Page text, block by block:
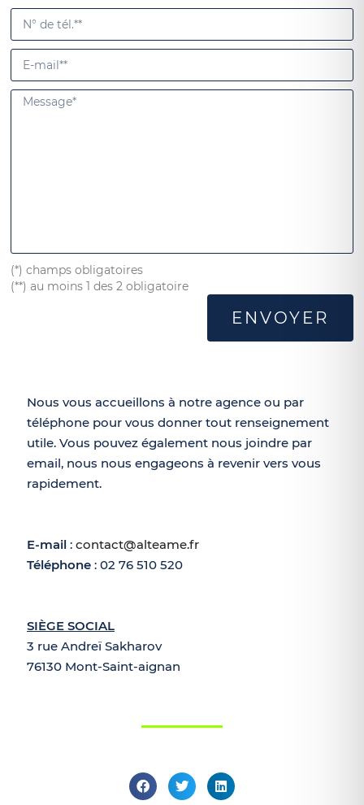
(*) champs obligatoires
(**) au moins 1 des 2 obligatoire
ENVOYER
Nous vous accueillons à notre agence ou par
téléphone pour vous donner tout renseignement
utile. Vous pouvez également nous joindre par
email, nous nous engageons à revenir vers vous
rapidement.
E-mail : contact@alteame.fr
Téléphone : 02 76 510 520
SIÈGE SOCIAL
3 rue Andreï Sakharov
76130 Mont-Saint-aignan